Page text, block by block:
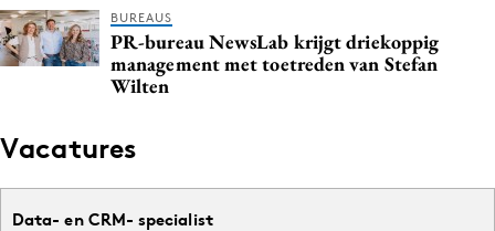
BUREAUS
PR-bureau NewsLab krijgt driekoppig
management met toetreden van Stefan
Wilten
Vacatures
Data- en CRM- specialist